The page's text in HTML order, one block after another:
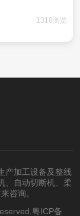
1318浏览
产加工设备及整线
、自动切断机、柔
咨询。
粤ICP备